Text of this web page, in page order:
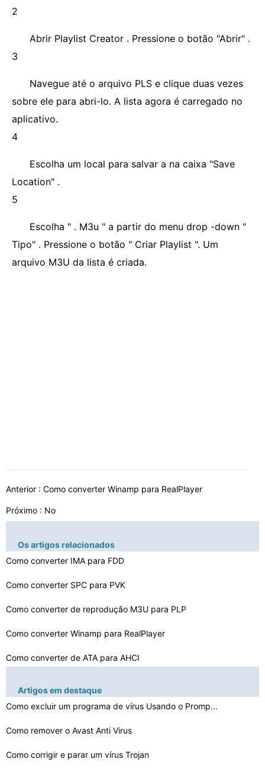
2
Abrir Playlist Creator . Pressione o botão "Abrir" .
3
Navegue até o arquivo PLS e clique duas vezes
sobre ele para abri-lo. A lista agora é carregado no
aplicativo.
4
Escolha um local para salvar a na caixa "Save
Location" .
5
Escolha " . M3u " a partir do menu drop -down "
Tipo" . Pressione o botão " Criar Playlist ". Um
arquivo M3U ​​da lista é criada.
Anterior : Como converter Winamp para RealPlayer
Próximo : No
Os artigos relacionados
Como converter IMA para FDD
Como converter SPC para PVK
Como converter de reprodução M3U para PLP
Como converter Winamp para RealPlayer
Como converter de ATA para AHCI
Como digitalizar e converter arquivos de áudio
Como converter Thunderbird Mail para o Output
Como converter um clipe para SPD
Artigos em destaque
Como excluir um programa de vírus Usando o Prompt de C…
Como remover o Avast Anti Virus
Como corrigir e parar um vírus Trojan